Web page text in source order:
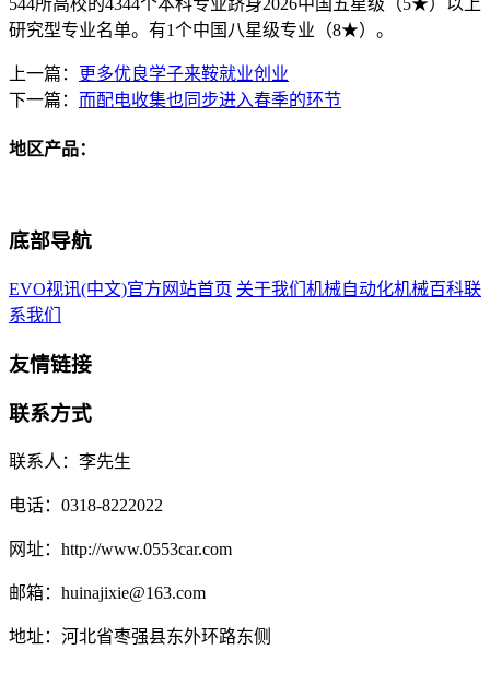
544所高校的4344个本科专业跻身2026中国五星级（5★）以上
研究型专业名单。有1个中国八星级专业（8★）。
上一篇：
更多优良学子来鞍就业创业
下一篇： 而配电收集也同步进入春季的环节
地区产品：
底部导航
EVO视讯(中文)官方网站首页 关于我们 机械自动化机械百科联
系我们
友情链接
联系方式
联系人：李先生
电话：0318-8222022
网址：http://www.0553car.com
邮箱：huinajixie@163.com
地址：河北省枣强县东外环路东侧